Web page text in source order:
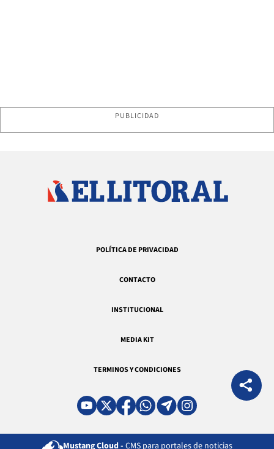
PUBLICIDAD
POLÍTICA DE PRIVACIDAD
CONTACTO
INSTITUCIONAL
MEDIA KIT
TERMINOS Y CONDICIONES
Mustang Cloud - CMS para portales de noticias